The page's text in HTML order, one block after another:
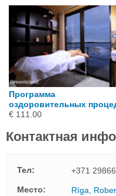
Программа
оздоровительных
€ 111.00
Контактная
Тел:
+371
Mесто:
Rīga,